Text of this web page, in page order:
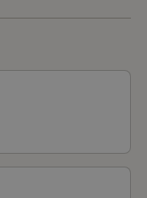
Heb je
die het graag
de paardjes